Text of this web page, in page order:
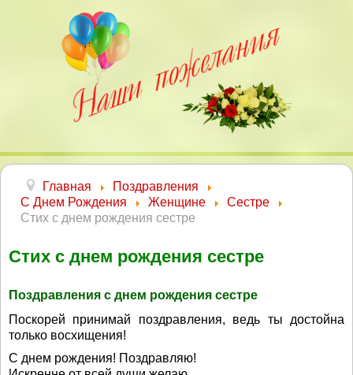
Главная
Поздравления
С Днем Рождения
Женщине
Сестре
Стих с днем рождения сестре
Стих с днем рождения сестре
Поздравления с днем рождения сестре
Поскорей принимай поздравления, ведь ты достойна
только восхищения!
С днем рождения! Поздравляю!